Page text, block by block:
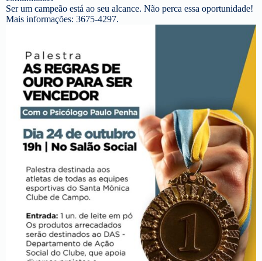
Ser um campeão está ao seu alcance. Não perca essa oportunidade!
Mais informações: 3675-4297.